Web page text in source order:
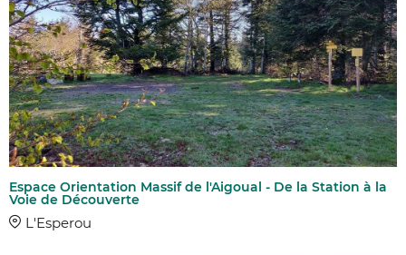
Espace Orientation Massif de l'Aigoual - De la Station à la
Voie de Découverte
L'Esperou